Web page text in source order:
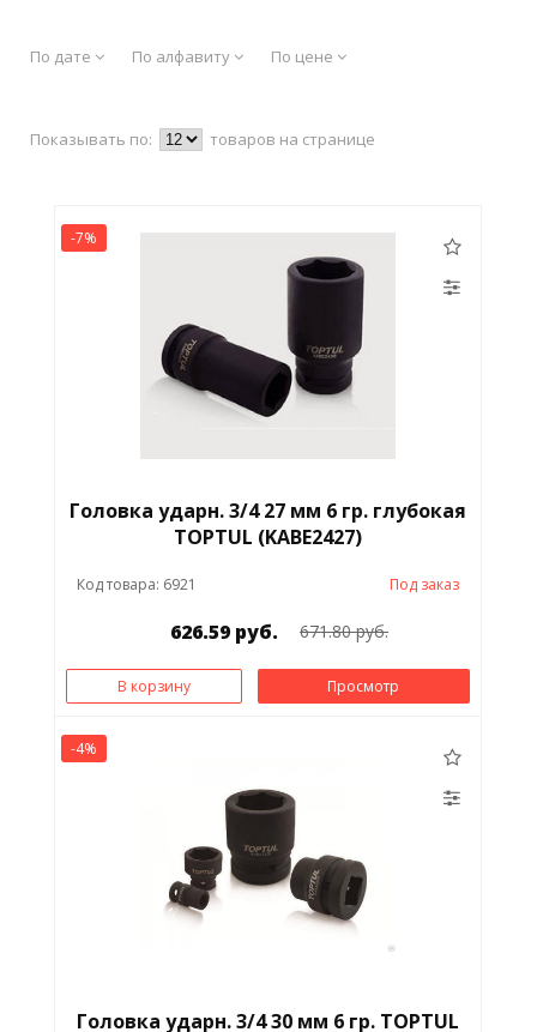
По дате По алфавиту По цене
Показывать по: товаров на странице
-7%
Головка ударн. 3/4 27 мм 6 гр. глубокая
TOPTUL (KABE2427)
Код товара: 6921 Под заказ
626.59 руб. 671.80 руб.
В корзину Просмотр
-4%
Головка ударн. 3/4 30 мм 6 гр. TOPTUL